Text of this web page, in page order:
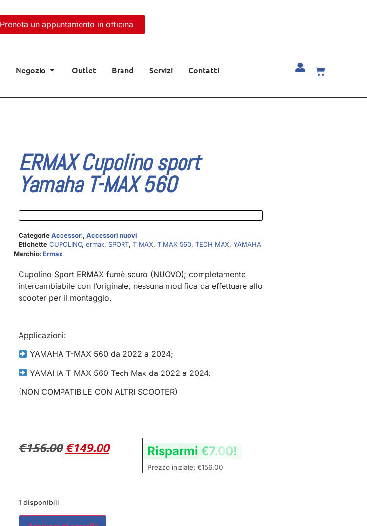
Prenota un appuntamento in officina
Negozio Outlet Brand Servizi Contatti
ERMAX Cupolino sport
Yamaha T-MAX 560
CategorieAccessori, Accessori nuovi
Etichette CUPOLINO, ermax, SPORT, T MAX, T MAX 560, TECH MAX, YAMAHA
Marchio:Ermax
Cupolino Sport ERMAX fumè scuro (NUOVO); completamente
intercambiabile con l’originale, nessuna modifica da effettuare allo
scooter per il montaggio.
Applicazioni:
YAMAHA T-MAX 560 da 2022 a 2024;
YAMAHA T-MAX 560 Tech Max da 2022 a 2024.
(NON COMPATIBILE CON ALTRI SCOOTER)
€156.00 €149.00 Risparmi €7.00!
Prezzo iniziale: €156.00
1 disponibili